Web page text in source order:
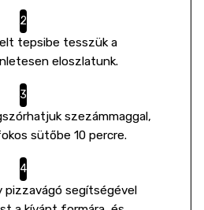
tepsibe tesszük a
eloszlatunk.
szezámmaggal,
sütőbe 10 percre.
pizzavágó segítségével